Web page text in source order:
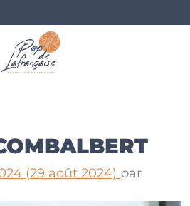
(29 août 2024) par